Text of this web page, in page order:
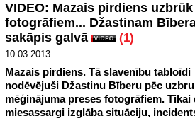
VIDEO: Mazais pirdiens uzbrūk
fotogrāfiem... Džastinam
sakāpis galvā
(1)
10.03.2013.
Mazais pirdiens. Tā slavenību tabloīdi
nodēvējuši Džastinu Bīberu pēc
mēģinājuma preses fotogrāfiem. Tikai
miesassargi izglāba situāciju,